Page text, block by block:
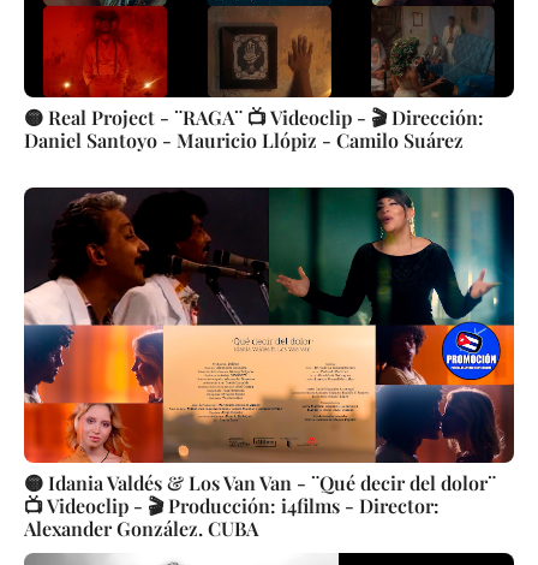
🟡 Real Project - ¨RAGA¨ 📺 Videoclip - 🎬 Dirección:
Daniel Santoyo - Mauricio Llópiz - Camilo Suárez
🟡 Idania Valdés & Los Van Van - ¨Qué decir del dolor¨
📺 Videoclip - 🎬 Producción: i4films - Director:
Alexander González. CUBA